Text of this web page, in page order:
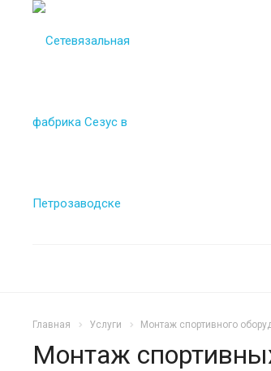
Главная Услуги Монтаж спортивного
Монтаж